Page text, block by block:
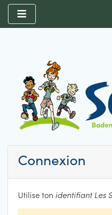
Connexion
Utilise ton identifiant Les